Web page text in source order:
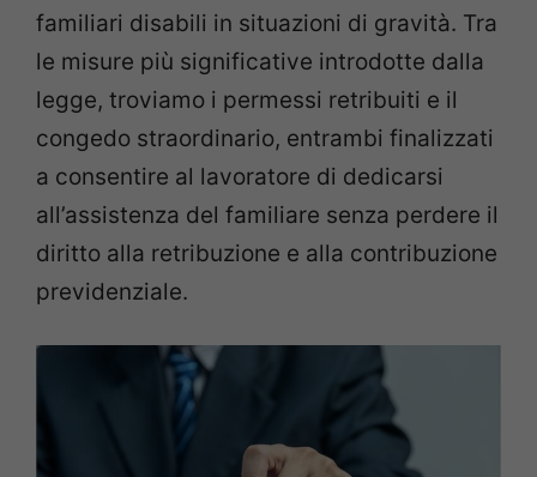
familiari disabili in situazioni di gravità. Tra
le misure più significative introdotte dalla
legge, troviamo i permessi retribuiti e il
congedo straordinario, entrambi finalizzati
a consentire al lavoratore di dedicarsi
all’assistenza del familiare senza perdere il
diritto alla retribuzione e alla contribuzione
previdenziale.